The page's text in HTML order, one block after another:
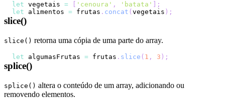
let vegetais = 'cenoura' , 'batata'
;
let alimentos = frutas . concat ( vegetais ) ;
slice()
slice() retorna uma cópia de uma parte do array.
let algumasFrutas = frutas . slice ( 1 , 3 ) ;
splice()
splice() altera o conteúdo de um array, adicionando ou
removendo elementos.